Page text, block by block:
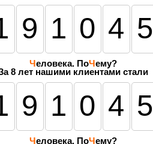
Человека. ПоЧему?
8 лет нашими клиентами стали
Человека. ПоЧему?